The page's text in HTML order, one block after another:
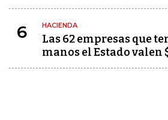
6 HACIENDA
Las 62 empresas que
manos el Estado valen